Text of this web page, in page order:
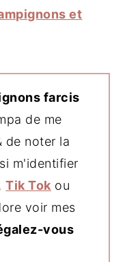
et
farcis
de me
de noter la
m'identifier
,Tik Tok ou
voir mes
vous